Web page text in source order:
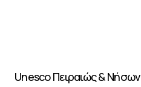
Unesco Πειραιώς & Νήσων